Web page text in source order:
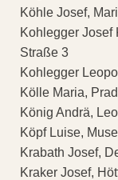
Köhle Josef,
Kohlegger Josef
Straße 3
Kohlegger
Kölle Maria,
König Andrä,
Köpf Luise,
Krabath Josef,
Kraker Josef,